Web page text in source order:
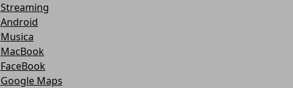
Streaming
Android
Musica
MacBook
FaceBook
Google Maps